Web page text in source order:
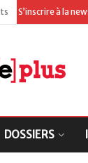
S’inscrire à la
DOSSIERS